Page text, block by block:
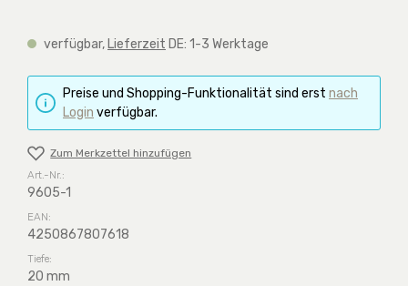
verfügbar, Lieferzeit DE: 1-3 Werktage
Preise und Shopping-Funktionalität sind erst nach
Login verfügbar.
Zum Merkzettel hinzufügen
Art.-Nr.:
9605-1
EAN:
4250867807618
Tiefe:
20 mm